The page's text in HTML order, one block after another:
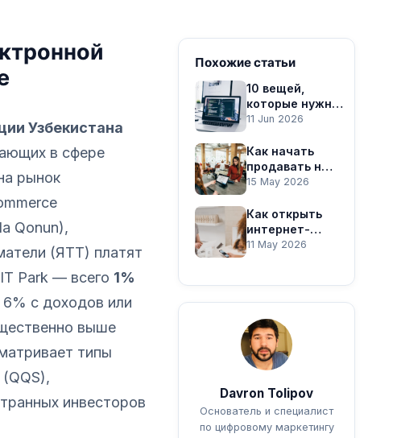
Узбекистана
в сфере
рынок
Qonun),
(ЯТТ) платят
Park — всего 1%
с доходов или
выше
типы
инвесторов
Похожие статьи
10 вещей,
которые нужно
знать перед
корпоративного
сайта
11 Jun 2026
Как начать
продавать на
Uzum Market:
руководство
15 May 2026
Как открыть
интернет-
магазин в
руководство
11 May 2026
Davron Tolipov
Основатель и специалист
по цифровому маркетингу